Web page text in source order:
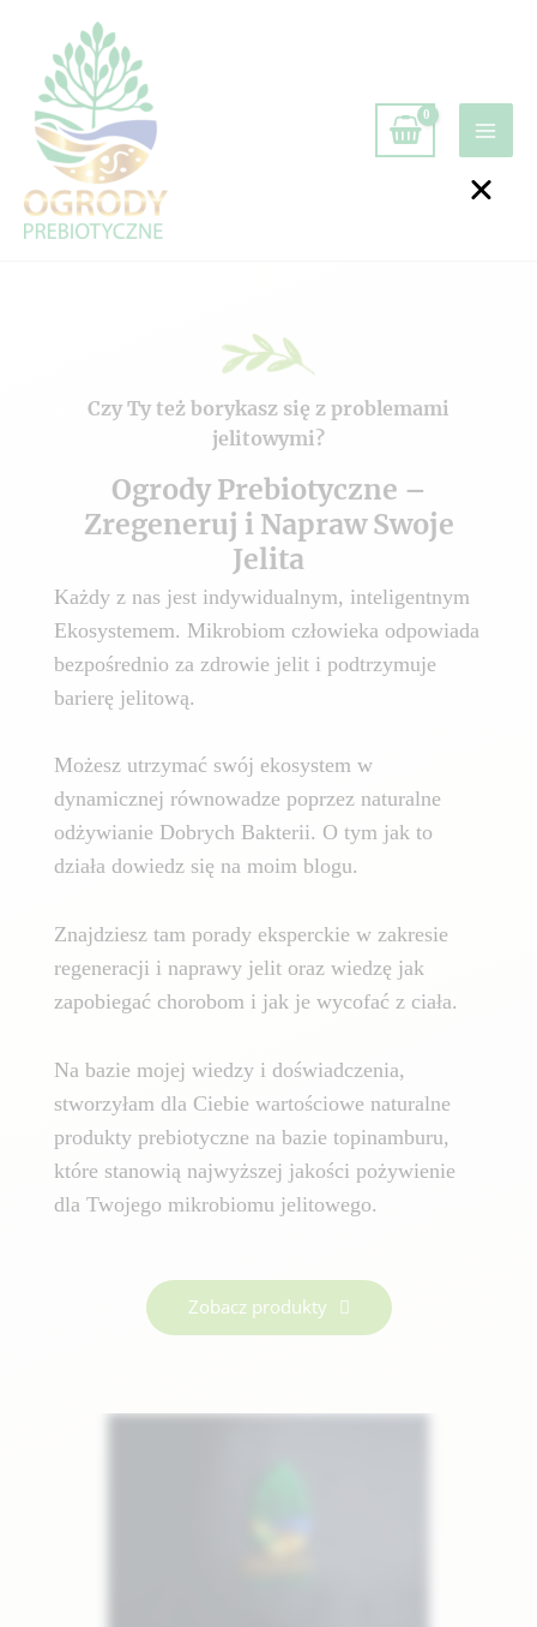
Czy Ty też borykasz się z problemami
jelitowymi?
Ogrody Prebiotyczne –
Zregeneruj i Napraw Swoje
Jelita
Każdy z nas jest indywidualnym, inteligentnym
Ekosystemem. Mikrobiom człowieka odpowiada
bezpośrednio za zdrowie jelit i podtrzymuje
barierę jelitową.
Możesz utrzymać swój ekosystem w
dynamicznej równowadze poprzez naturalne
odżywianie Dobrych Bakterii. O tym jak to
działa dowiedz się na moim blogu.
Znajdziesz tam porady eksperckie w zakresie
regeneracji i naprawy jelit oraz wiedzę jak
zapobiegać chorobom i jak je wycofać z ciała.
Na bazie mojej wiedzy i doświadczenia,
stworzyłam dla Ciebie wartościowe naturalne
produkty prebiotyczne na bazie topinamburu,
które stanowią najwyższej jakości pożywienie
dla Twojego mikrobiomu jelitowego.
Zobacz produkty